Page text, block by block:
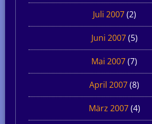
Juli 2007(2)
Juni 2007(5)
Mai 2007(7)
April 2007(8)
März 2007(4)